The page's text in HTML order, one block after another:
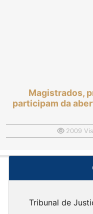
Magistrados,
participam da
2009
Tribunal de